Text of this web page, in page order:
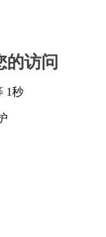
的访问
1秒